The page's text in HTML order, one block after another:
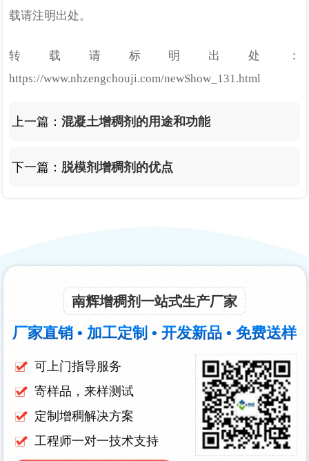
载请注明出处。
转载请标明出处：
https://www.nhzengchouji.com/newShow_131.html
上一篇：混凝土增稠剂的用途和功能
下一篇： 脱模剂增稠剂的优点
南辉增稠剂一站式生产厂家
厂家直销 • 加工定制 • 开发新品 • 免费送样
可上门指导服务
寄样品，来样测试
定制增稠解决方案
工程师一对一技术支持